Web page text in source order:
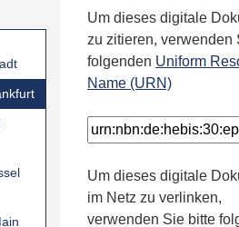
Um dieses digitale
zu zitieren, verwenden
folgenden Uniform
Name (URN)
Um dieses digitale
im Netz zu verlinken,
verwenden Sie bitte